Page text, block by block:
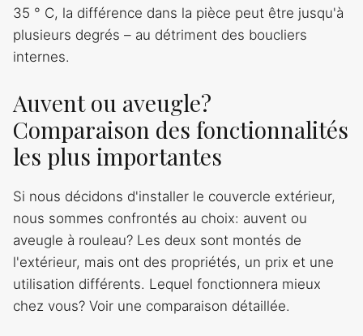
35 ° C, la différence dans la pièce peut être jusqu'à
plusieurs degrés – au détriment des boucliers
internes.
Auvent ou aveugle?
Comparaison des fonctionnalités
les plus importantes
Si nous décidons d'installer le couvercle extérieur,
nous sommes confrontés au choix: auvent ou
aveugle à rouleau? Les deux sont montés de
l'extérieur, mais ont des propriétés, un prix et une
utilisation différents. Lequel fonctionnera mieux
chez vous? Voir une comparaison détaillée.